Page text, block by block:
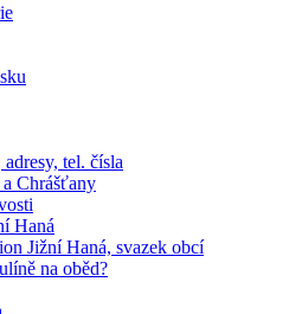
tel. čísla
Chrášťany
Haná
Jižní Haná, svazek obcí
na oběd?